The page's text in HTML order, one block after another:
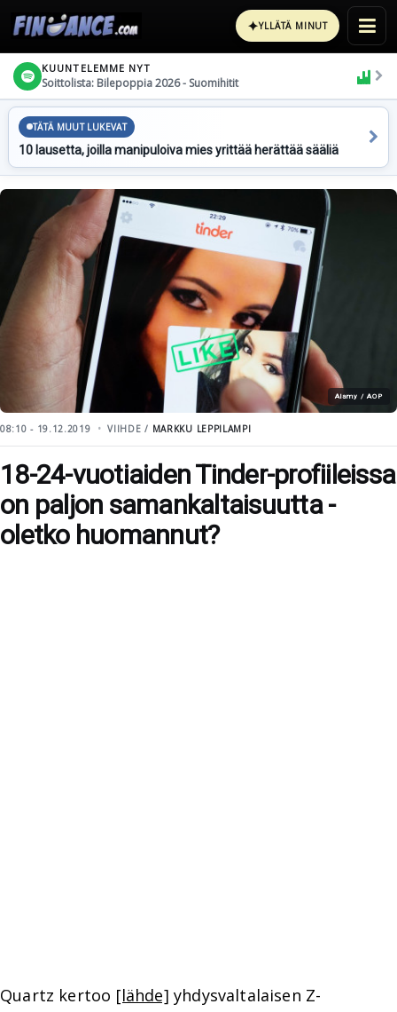
✦YLLÄTÄ MINUT
KUUNTELEMME NYT
Soittolista: Bilepoppia 2026 - Suomihitit
TÄTÄ MUUT LUKEVAT
10 lausetta, joilla manipuloiva mies yrittää herättää sääliä
Alamy / AOP
08:10 - 19.12.2019 VIIHDE / MARKKU LEPPILAMPI
18-24-vuotiaiden Tinder-profiileissa
on paljon samankaltaisuutta -
oletko huomannut?
Quartz kertoo [lähde] yhdysvaltalaisen Z-